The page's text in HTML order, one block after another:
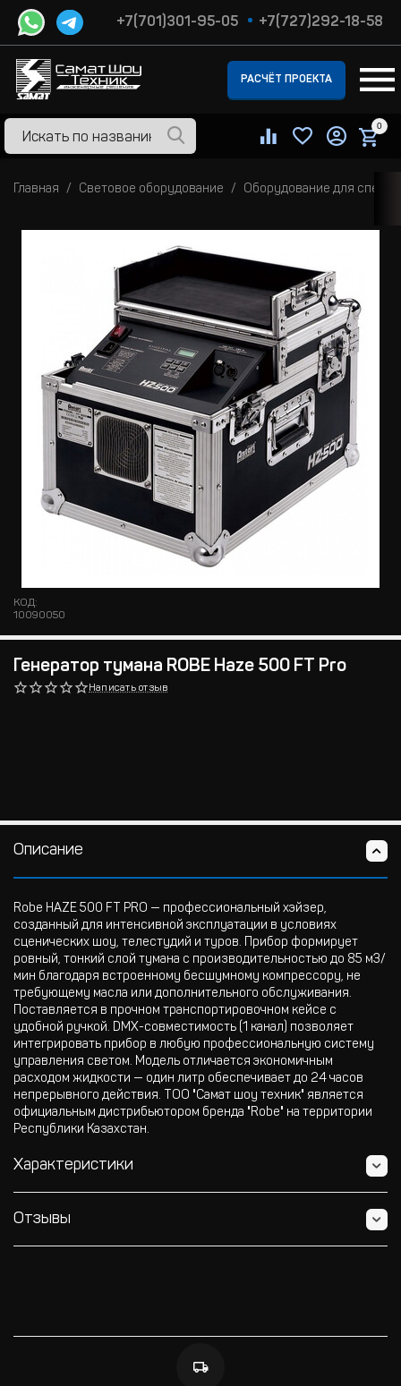
+7(701)301-95-05 +7(727)292-18-58
РАСЧЁТ ПРОЕКТА
0
Главная Световое оборудование Оборудование для
КОД:
10090050
Генератор тумана ROBE Haze 500 FT Pro
Написать отзыв
Описание
Robe HAZE 500 FT PRO — профессиональный хэйзер,
созданный для интенсивной эксплуатации в условиях
сценических шоу, телестудий и туров. Прибор формирует
ровный, тонкий слой тумана с производительностью до 85 м3/
мин благодаря встроенному бесшумному компрессору, не
требующему масла или дополнительного обслуживания.
Поставляется в прочном транспортировочном кейсе с
удобной ручкой. DMX-совместимость (1 канал) позволяет
интегрировать прибор в любую профессиональную систему
управления светом. Модель отличается экономичным
расходом жидкости — один литр обеспечивает до 24 часов
непрерывного действия. ТОО "Самат шоу техник" является
официальным дистрибьютором бренда "Robe" на территории
Республики Казахстан.
Характеристики
Отзывы